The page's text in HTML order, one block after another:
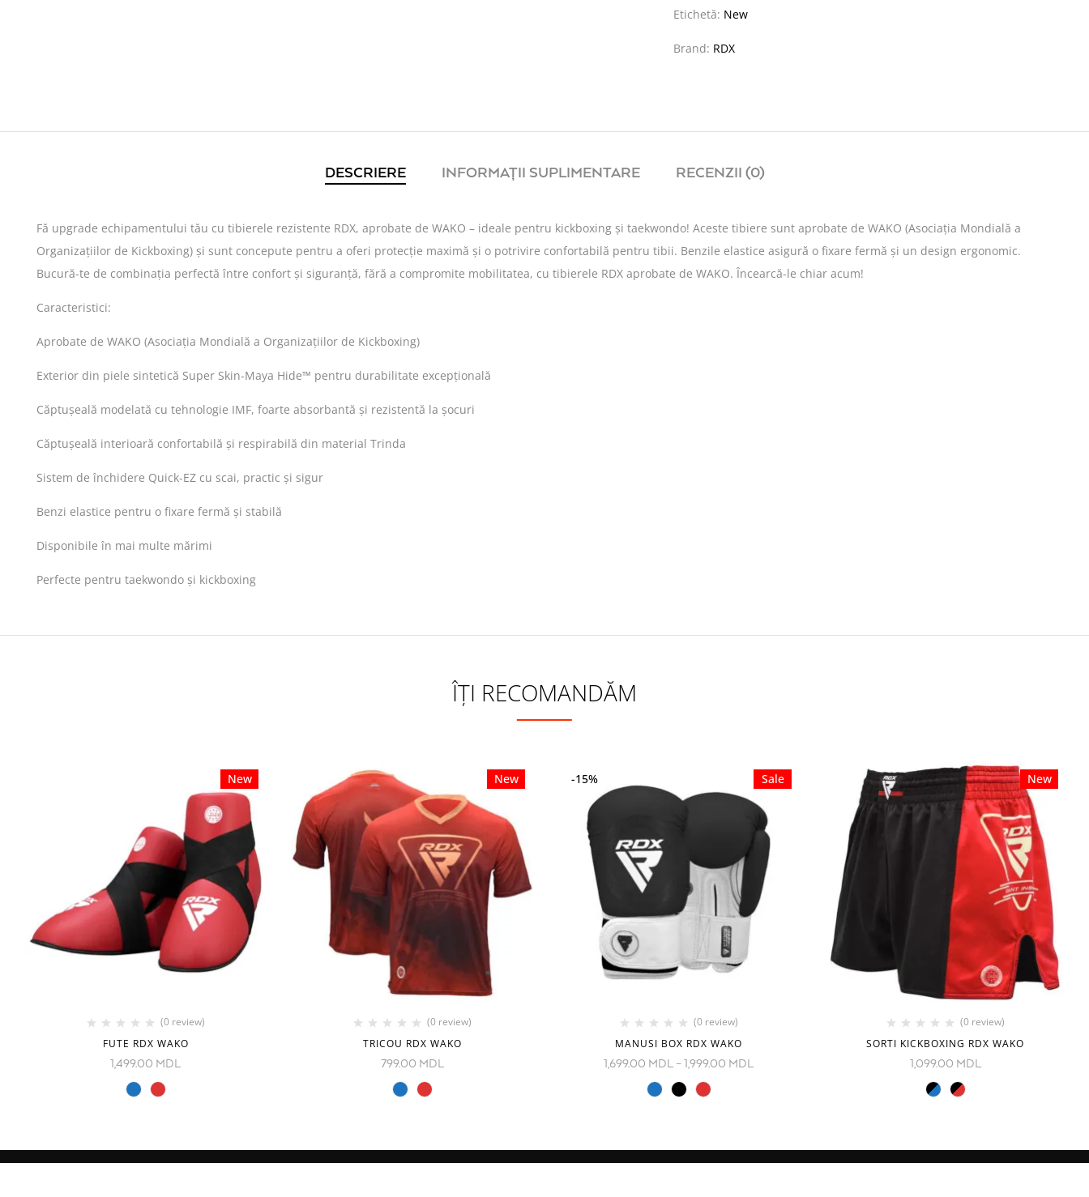
Etichetă: New
Brand: RDX
DESCRIERE INFORMAȚII SUPLIMENTARE RECENZII (0)
Fă upgrade echipamentului tău cu tibierele rezistente RDX, aprobate de WAKO – ideale pentru kickboxing și taekwondo! Aceste tibiere sunt aprobate de WAKO (Asociația Mondială a
Organizațiilor de Kickboxing) și sunt concepute pentru a oferi protecție maximă și o potrivire confortabilă pentru tibii. Benzile elastice asigură o fixare fermă și un design ergonomic.
Bucură-te de combinația perfectă între confort și siguranță, fără a compromite mobilitatea, cu tibierele RDX aprobate de WAKO. Încearcă-le chiar acum!
Caracteristici:
Aprobate de WAKO (Asociația Mondială a Organizațiilor de Kickboxing)
Exterior din piele sintetică Super Skin-Maya Hide™ pentru durabilitate excepțională
Căptușeală modelată cu tehnologie IMF, foarte absorbantă și rezistentă la șocuri
Căptușeală interioară confortabilă și respirabilă din material Trinda
Sistem de închidere Quick-EZ cu scai, practic și sigur
Benzi elastice pentru o fixare fermă și stabilă
Disponibile în mai multe mărimi
Perfecte pentru taekwondo și kickboxing
ÎȚI RECOMANDĂM
New
(0 review)
FUTE RDX WAKO
1,499.00 MDL
New
(0 review)
TRICOU RDX WAKO
799.00 MDL
Sale
-15%
(0 review)
MANUSI BOX RDX WAKO
1,699.00 MDL –1,999.00 MDL
New
(0 review)
SORTI KICKBOXING RDX WAKO
1,099.00 MDL